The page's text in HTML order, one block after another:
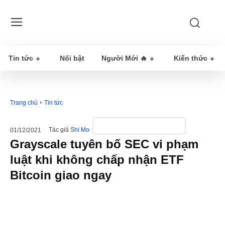
Tin tức Nổi bật Người Mới 🔥 Kiến thức
Trang chủ Tin tức
01/12/2021 Tác giả Shi Mo
Grayscale tuyên bố SEC vi phạm
luật khi không chấp nhận ETF
Bitcoin giao ngay